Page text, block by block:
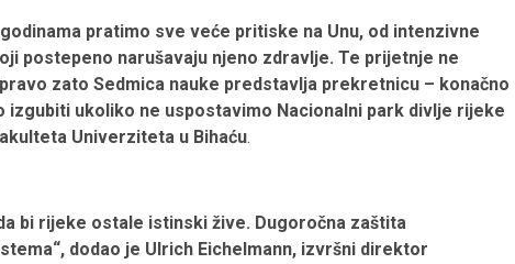
pratimo sve veće pritiske na Unu, od intenzivne
postepeno narušavaju njeno zdravlje. Te prijetnje ne
zato Sedmica nauke predstavlja prekretnicu – konačno
ukoliko ne uspostavimo Nacionalni park divlje rijeke
Univerziteta u Bihaću.
bi rijeke ostale istinski žive. Dugoročna zaštita
dodao je Ulrich Eichelmann, izvršni direktor